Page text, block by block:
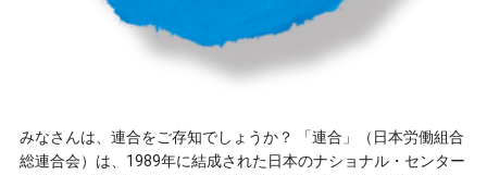
みなさんは、連合をご存知でしょうか？ 「連合」（日本労働組合
総連合会）は、1989年に結成された日本のナショナル・センター